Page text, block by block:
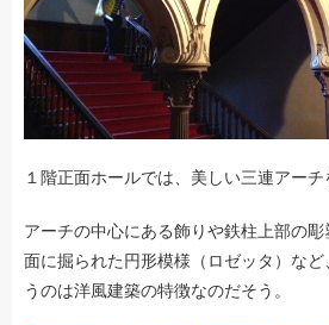
１階正面ホールでは、美しい三連アーチ
アーチの中心にある飾りや鉄柱上部の
面に掘られた円形模様（ロゼッタ）な
うのは洋風建築の特徴なのだそう。